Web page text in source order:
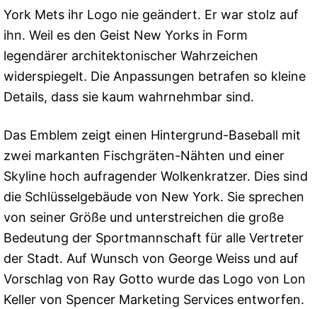
York Mets ihr Logo nie geändert. Er war stolz auf
ihn. Weil es den Geist New Yorks in Form
legendärer architektonischer Wahrzeichen
widerspiegelt. Die Anpassungen betrafen so kleine
Details, dass sie kaum wahrnehmbar sind.
Das Emblem zeigt einen Hintergrund-Baseball mit
zwei markanten Fischgräten-Nähten und einer
Skyline hoch aufragender Wolkenkratzer. Dies sind
die Schlüsselgebäude von New York. Sie sprechen
von seiner Größe und unterstreichen die große
Bedeutung der Sportmannschaft für alle Vertreter
der Stadt. Auf Wunsch von George Weiss und auf
Vorschlag von Ray Gotto wurde das Logo von Lon
Keller von Spencer Marketing Services entworfen.